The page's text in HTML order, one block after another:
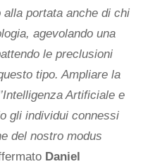
portata anche di chi
agevolando una
le preclusioni
tipo. Ampliare la
Artificiale e
gli individui connessi
del nostro modus
Daniel